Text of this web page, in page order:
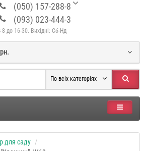
(050) 157-288-8
(093) 023-444-3
8 до 16-30. Вихідні: Сб-Нд
По всіх категоріях
для саду